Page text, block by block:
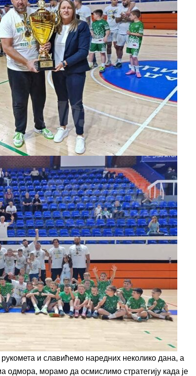
рукомета и славићемо наредних неколико дана, а
морамо да осмислимо стратегију када је